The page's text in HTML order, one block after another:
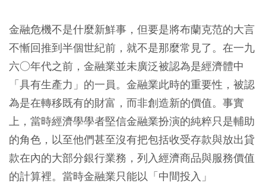
金融危機不是什麼新鮮事，但要是將布蘭克范的大言
不慚回推到半個世紀前，就不是那麼常見了。在一九
六○年代之前，金融業並未廣泛被認為是經濟體中
「具有生產力」的一員。金融業此時的重要性，被認
為是在轉移既有的財富，而非創造新的價值。事實
上，當時經濟學學者堅信金融業扮演的純粹只是輔助
的角色，以至他們甚至沒有把包括收受存款與放出貸
款在內的大部分銀行業務，列入經濟商品與服務價值
的計算裡。當時金融業只能以「中間投入」